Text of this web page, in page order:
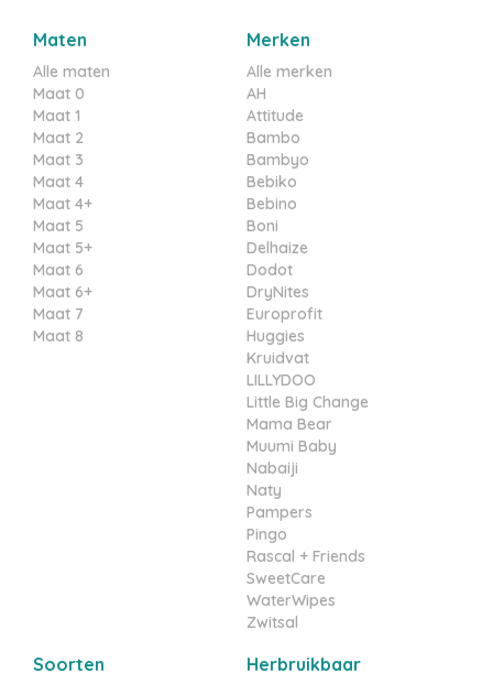
Maten
Alle maten
Maat 0
Maat 1
Maat 2
Maat 3
Maat 4
Maat 4+
Maat 5
Maat 5+
Maat 6
Maat 6+
Maat 7
Maat 8
Merken
Alle merken
AH
Attitude
Bambo
Bambyo
Bebiko
Bebino
Boni
Delhaize
Dodot
DryNites
Europrofit
Huggies
Kruidvat
LILLYDOO
Little Big Change
Mama Bear
Muumi Baby
Nabaiji
Naty
Pampers
Pingo
Rascal + Friends
SweetCare
WaterWipes
Zwitsal
Soorten Herbruikbaar